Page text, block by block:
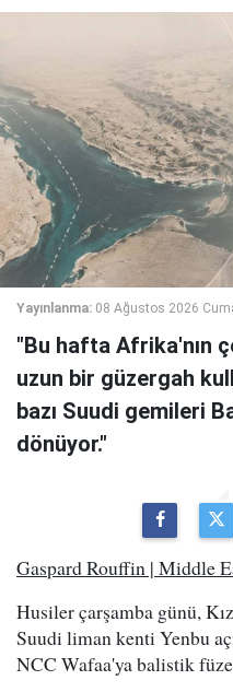
Yayınlanma: 08 Ağustos 2026
"Bu hafta Afrika'nın
uzun bir güzergah
bazı Suudi gemileri
dönüyor."
Gaspard Rouffin | Middle
Husiler çarşamba günü,
Suudi liman kenti Yenbu
NCC Wafaa'ya balistik